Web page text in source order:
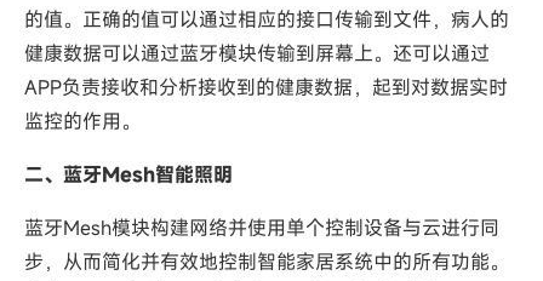
的值。正确的值可以通过相应的接口传输到文件，病人的
健康数据可以通过蓝牙模块传输到屏幕上。还可以通过
APP负责接收和分析接收到的健康数据，起到对数据实时
监控的作用。
二、蓝牙Mesh智能照明
蓝牙Mesh模块构建网络并使用单个控制设备与云进行同
步，从而简化并有效地控制智能家居系统中的所有功能。